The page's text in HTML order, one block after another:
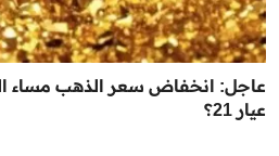
عاجل: انخفاض سعر الذهب مساء
عيار 21؟